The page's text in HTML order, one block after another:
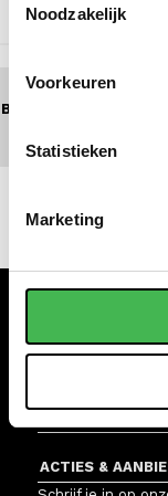
Noodzakelijk
Voorkeuren
Statistieken
Marketing
BEL 0172 - 447 517
(5
ACTIES &